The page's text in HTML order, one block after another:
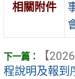
相關附件
【
程說明及報到